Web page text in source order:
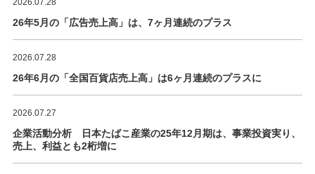
2026.07.28
26年5月の「広告売上高」は、7ヶ月連続のプラス
2026.07.28
26年6月の「全国百貨店売上高」は6ヶ月連続のプラスに
2026.07.27
企業活動分析 日本たばこ産業の25年12月期は、事業投資実り、
売上、利益とも2桁増に